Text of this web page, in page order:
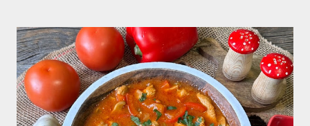
mięsa dodaję drobno pokrojoną cebulę oraz czosnek. Dodaję jajko,
bułkę tartą oraz wszystkie przyprawy. Wszystko bardzo dokładnie
mieszam lub wyrabiam ręką. Jeśli jest zbyt kleiste dodaję jeszcze bułki
tartej. Do mojego mięsa dodaje jeszcze odrobinę gorącej wody lub
wywaru. Każdy pulpecik obtaczam w mące. Rozgrzewam olej i na